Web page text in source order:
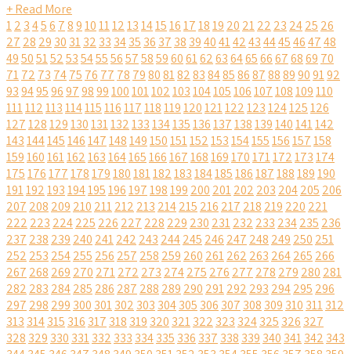
+ Read More
12 3456 78910111213141516171819 20 2122 23 2425 26
27 28 29 30 3132 33 3435 36 37 38 39404142434445464748
495051525354555657585960616263646566676869 70
7172 73 7475 76 77 78 7980818283848586878889909192
93949596979899100101102103104105106107108109110
111112113114115116117118119120121122123124125126
127128129130131132133134135136137138139140141142
143144145146147148149150151152153154155156157158
159160161162163164165166167168169170171172173174
175176177178179180181182183184185186187188189190
191192193194195196197198199 200 201202 203 204205 206
207 208 209 210 211212 213 214215 216 217 218 219 220 221
222 223 224225 226 227 228 229 230 231232 233 234235 236
237 238 239 240 241242 243 244245 246 247 248 249 250 251
252 253 254255 256 257 258 259 260 261262 263 264265 266
267 268 269 270 271272 273 274275 276 277 278 279 280 281
282 283 284285 286 287 288 289 290 291292 293 294295 296
297 298 299 300 301302 303 304305 306 307 308 309 310 311312
313 314315 316 317 318 319 320 321322 323 324325 326 327
328 329 330 331332 333 334335 336 337 338 339 340 341342 343